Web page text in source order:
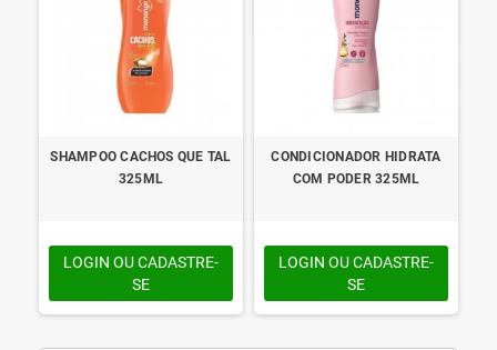
SHAMPOO CACHOS QUE TAL
325ML
LOGIN OU CADASTRE-
SE
CONDICIONADOR HIDRATA
COM PODER 325ML
LOGIN OU CADASTRE-
SE